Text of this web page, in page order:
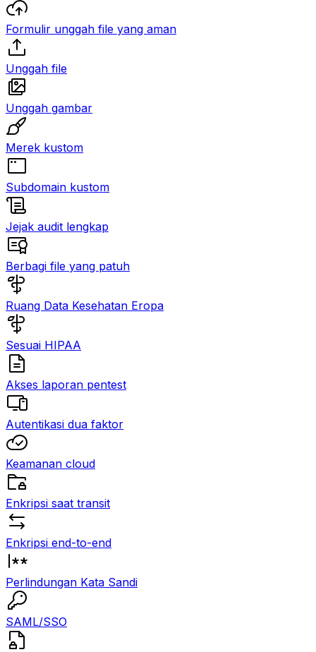
Formulir unggah file yang aman
Unggah file
Unggah gambar
Merek kustom
Subdomain kustom
Jejak audit lengkap
Berbagi file yang patuh
Ruang Data Kesehatan Eropa
Sesuai HIPAA
Akses laporan pentest
Autentikasi dua faktor
Keamanan cloud
Enkripsi saat transit
Enkripsi end-to-end
Perlindungan Kata Sandi
SAML/SSO